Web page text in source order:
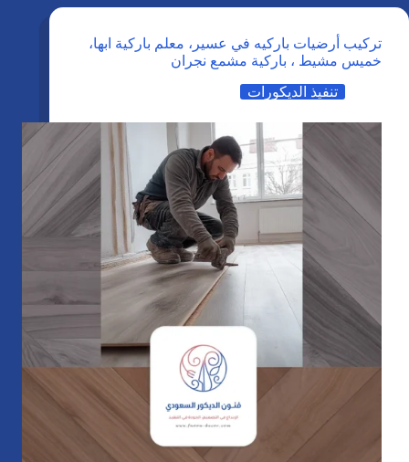
عسير،
تركيب
واجهات
نحت
خشب
خميس
مشيط،
ديكور
خشب
ابها
تركيب أرضيات باركيه في عسير، معلم باركية ابها،
خميس مشيط ، باركية مشمع نجران
تنفيذ الديكورات